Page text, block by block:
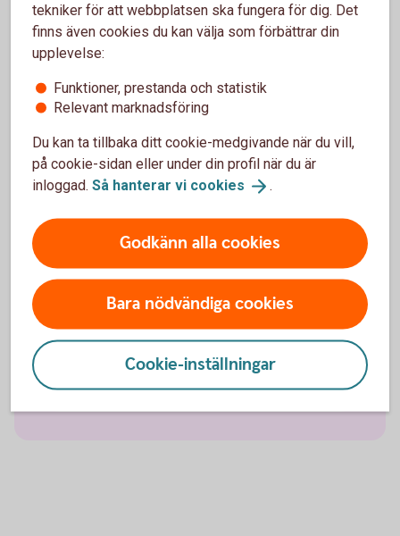
Välj innehåll i pensionsplanen
Pensionssparande
Sjukförsäkring företag
Olycksfallsförsäkring
Vårdförsäkring företag
Individuell livförsäkring
tekniker för att webbplatsen ska fungera för dig. Det
finns även cookies du kan välja som förbättrar din
upplevelse:
Funktioner, prestanda och statistik
Relevant marknadsföring
Du kan ta tillbaka ditt cookie-medgivande när du vill,
på cookie-sidan eller under din profil när du är
inloggad. Så hanterar vi cookies .
Godkänn alla cookies
Bara nödvändiga cookies
Cookie-inställningar